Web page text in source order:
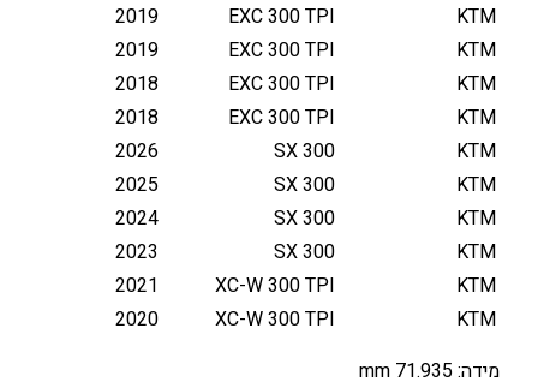
KTM
EXC 300 TPI
2019
KTM
EXC 300 TPI
2019
KTM
EXC 300 TPI
2018
KTM
EXC 300 TPI
2018
KTM
SX 300
2026
KTM
SX 300
2025
KTM
SX 300
2024
KTM
SX 300
2023
KTM
XC-W 300 TPI
2021
KTM
XC-W 300 TPI
2020
מידה: 71.935 mm